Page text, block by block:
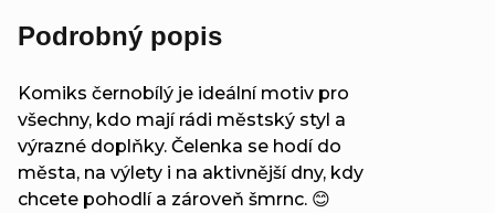
Podrobný popis
Komiks černobílý je ideální motiv pro
všechny, kdo mají rádi městský styl a
výrazné doplňky. Čelenka se hodí do
města, na výlety i na aktivnější dny, kdy
chcete pohodlí a zároveň šmrnc. 😊